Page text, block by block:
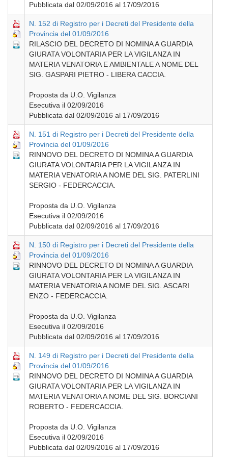
Pubblicata dal 02/09/2016 al 17/09/2016
N. 152 di Registro per i Decreti del Presidente della
Provincia del 01/09/2016
RILASCIO DEL DECRETO DI NOMINA A GUARDIA
GIURATA VOLONTARIA PER LA VIGILANZA IN
MATERIA VENATORIA E AMBIENTALE A NOME DEL
SIG. GASPARI PIETRO - LIBERA CACCIA.
Proposta da U.O. Vigilanza
Esecutiva il 02/09/2016
Pubblicata dal 02/09/2016 al 17/09/2016
N. 151 di Registro per i Decreti del Presidente della
Provincia del 01/09/2016
RINNOVO DEL DECRETO DI NOMINA A GUARDIA
GIURATA VOLONTARIA PER LA VIGILANZA IN
MATERIA VENATORIA A NOME DEL SIG. PATERLINI
SERGIO - FEDERCACCIA.
Proposta da U.O. Vigilanza
Esecutiva il 02/09/2016
Pubblicata dal 02/09/2016 al 17/09/2016
N. 150 di Registro per i Decreti del Presidente della
Provincia del 01/09/2016
RINNOVO DEL DECRETO DI NOMINA A GUARDIA
GIURATA VOLONTARIA PER LA VIGILANZA IN
MATERIA VENATORIA A NOME DEL SIG. ASCARI
ENZO - FEDERCACCIA.
Proposta da U.O. Vigilanza
Esecutiva il 02/09/2016
Pubblicata dal 02/09/2016 al 17/09/2016
N. 149 di Registro per i Decreti del Presidente della
Provincia del 01/09/2016
RINNOVO DEL DECRETO DI NOMINA A GUARDIA
GIURATA VOLONTARIA PER LA VIGILANZA IN
MATERIA VENATORIA A NOME DEL SIG. BORCIANI
ROBERTO - FEDERCACCIA.
Proposta da U.O. Vigilanza
Esecutiva il 02/09/2016
Pubblicata dal 02/09/2016 al 17/09/2016